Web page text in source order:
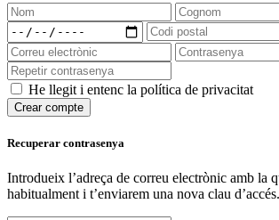
He llegit i entenc la política de privacitat
Crear compte
Recuperar contrasenya
Introdueix l’adreça de correu electrònic amb la
habitualment i t’enviarem una nova clau d’accés.